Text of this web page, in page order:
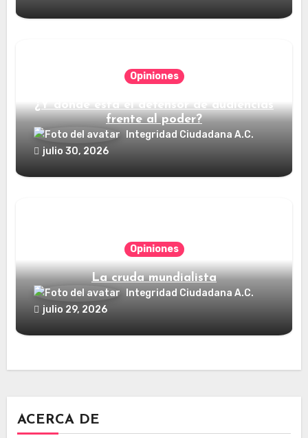
Opiniones
¿Y dónde está el defensor de audiencias
frente al poder?
Integridad Ciudadana A.C.
julio 30, 2026
Opiniones
La cruda mundialista
Integridad Ciudadana A.C.
julio 29, 2026
ACERCA DE